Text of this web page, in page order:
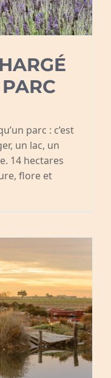
parc : c’est
un lac, un
14 hectares
flore et